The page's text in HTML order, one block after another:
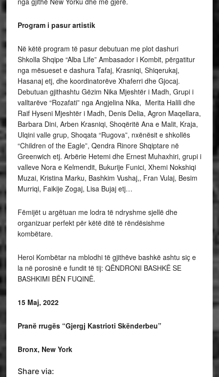
Program i pasur artistik
Në këtë program të pasur debutuan me plot dashuri
Shkolla Shqipe “Alba Life” Ambasador i Kombit, përgatitur
nga mësueset e dashura Tafaj, Krasniqi, Shiqerukaj,
Hasanaj etj, dhe koordinatorëve Xhaferri dhe Gjocaj.
Debutuan gjithashtu Gëzim Nika Mjeshtër i Madh, Grupi i
valltarëve “Rozafati” nga Angjelina Nika, Merita Halili dhe
Raif Hyseni Mjeshtër i Madh, Denis Delia, Agron Maqellara,
Barbara Dini, Arben Krasniqi, Shoqëritë Ana e Malit, Kraja,
Ulqini valle grup, Shoqata “Rugova”, nxënësit e shkollës
“Children of the Eagle”, Qendra Rinore Shqiptare në
Greenwich etj. Arbërie Hetemi dhe Ernest Muhaxhiri, grupi i
valleve Nora e Kelmendit, Bukurije Funici, Xhemi Nokshiqi
Muzai, Kristina Marku, Bashkim Vushaj,, Fran Vulaj, Besim
Murriqi, Faikije Zogaj, Lisa Bujaj etj…
Fëmijët u argëtuan me lodra të ndryshme sjellë dhe
organizuar perfekt për këtë ditë të rëndësishme
kombëtare.
Heroi Kombëtar na mblodhi të gjithëve bashkë ashtu siç e
la në porosinë e fundit të tij: QËNDRONI BASHKË SE
BASHKIMI BËN FUQINË.
15 Maj, 2022
Pranë rrugës “Gjergj Kastrioti Skënderbeu”
Bronx, New York
Share via: